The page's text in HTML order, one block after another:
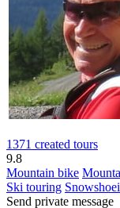
1371 created tours
9.8
Mountain bike
Ski touring
Send private message